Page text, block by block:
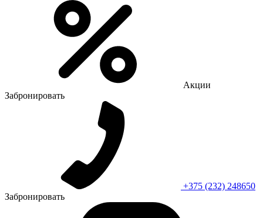
Акции
Забронировать
+375 (232) 248650
Забронировать